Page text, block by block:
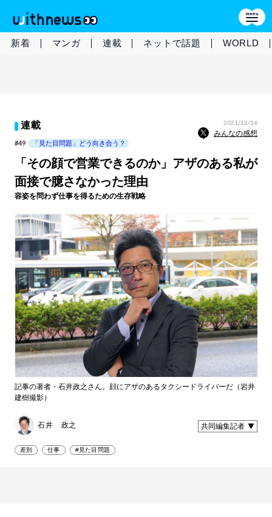
新着 マンガ 連載 ネットで話題 WORLD
連載 2021/12/16
みんなの感想
#49 「見た目問題」どう向き合う？
「その顔で営業できるのか」アザのある私が
面接で臆さなかった理由
容姿を問わず仕事を得るための生存戦略
記事の著者・石井政之さん。顔にアザのあるタクシードライバーだ（岩井
建樹撮影）
石井 政之 共同編集記者
差別 仕事 #見た目問題